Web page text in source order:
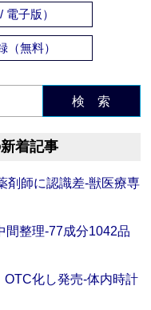
子版）
（無料）
検 索
着記事
剤師に認識差‐獣医療専
間整理‐77成分1042品
OTC化し発売‐体内時計